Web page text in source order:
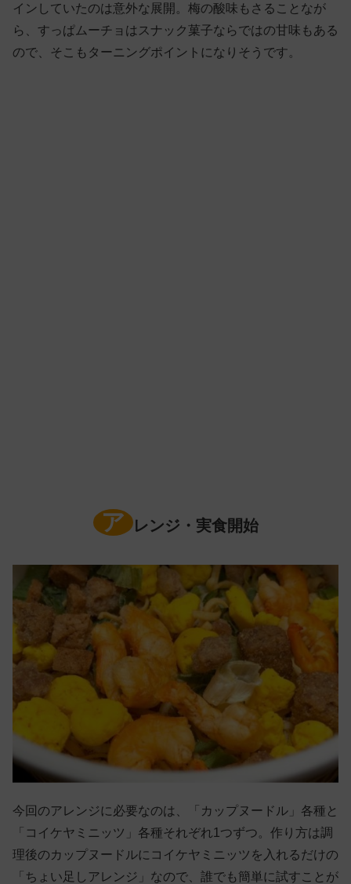
インしていたのは意外な展開。梅の酸味もさることなが
ら、すっぱムーチョはスナック菓子ならではの甘味もある
ので、そこもターニングポイントになりそうです。
ア レンジ・実食開始
今回のアレンジに必要なのは、「カップヌードル」各種と
「コイケヤミニッツ」各種それぞれ1つずつ。作り方は調
理後のカップヌードルにコイケヤミニッツを入れるだけの
「ちょい足しアレンジ」なので、誰でも簡単に試すことが